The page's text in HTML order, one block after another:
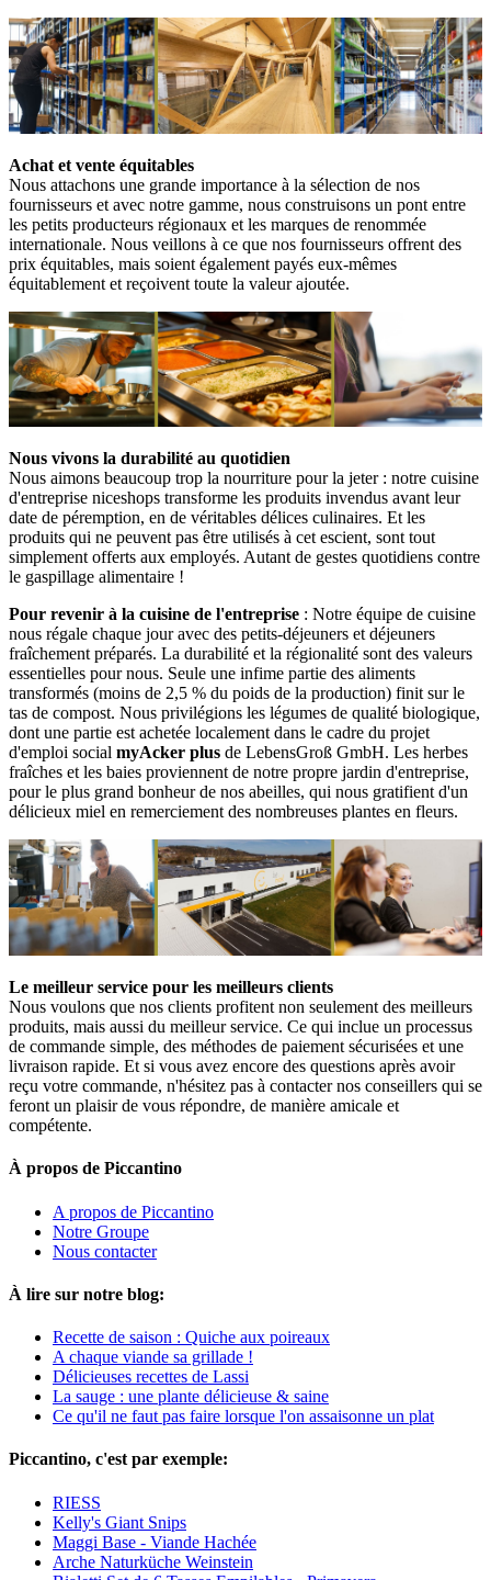
Achat et vente équitables
Nous attachons une grande importance à la sélection de nos
fournisseurs et avec notre gamme, nous construisons un pont entre
les petits producteurs régionaux et les marques de renommée
internationale. Nous veillons à ce que nos fournisseurs offrent des
prix équitables, mais soient également payés eux-mêmes
équitablement et reçoivent toute la valeur ajoutée.
Nous vivons la durabilité au quotidien
Nous aimons beaucoup trop la nourriture pour la jeter : notre cuisine
d'entreprise niceshops transforme les produits invendus avant leur
date de péremption, en de véritables délices culinaires. Et les
produits qui ne peuvent pas être utilisés à cet escient, sont tout
simplement offerts aux employés. Autant de gestes quotidiens contre
le gaspillage alimentaire !
Pour revenir à la cuisine de l'entreprise : Notre équipe de cuisine
nous régale chaque jour avec des petits-déjeuners et déjeuners
fraîchement préparés. La durabilité et la régionalité sont des valeurs
essentielles pour nous. Seule une infime partie des aliments
transformés (moins de 2,5 % du poids de la production) finit sur le
tas de compost. Nous privilégions les légumes de qualité biologique,
dont une partie est achetée localement dans le cadre du projet
d'emploi social myAcker plus de LebensGroß GmbH. Les herbes
fraîches et les baies proviennent de notre propre jardin d'entreprise,
pour le plus grand bonheur de nos abeilles, qui nous gratifient d'un
délicieux miel en remerciement des nombreuses plantes en fleurs.
Le meilleur service pour les meilleurs clients
Nous voulons que nos clients profitent non seulement des meilleurs
produits, mais aussi du meilleur service. Ce qui inclue un processus
de commande simple, des méthodes de paiement sécurisées et une
livraison rapide. Et si vous avez encore des questions après avoir
reçu votre commande, n'hésitez pas à contacter nos conseillers qui se
feront un plaisir de vous répondre, de manière amicale et
compétente.
À propos de Piccantino
A propos de Piccantino
Notre Groupe
Nous contacter
À lire sur notre blog:
Recette de saison : Quiche aux poireaux
A chaque viande sa grillade !
Délicieuses recettes de Lassi
La sauge : une plante délicieuse & saine
Ce qu'il ne faut pas faire lorsque l'on assaisonne un plat
Piccantino, c'est par exemple:
RIESS
Kelly's Giant Snips
Maggi Base - Viande Hachée
Arche Naturküche Weinstein